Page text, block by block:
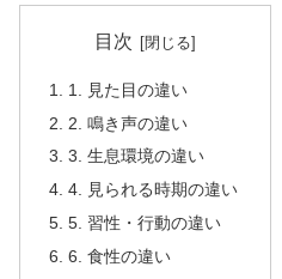
目次
1. 見た目の違い
2. 鳴き声の違い
3. 生息環境の違い
4. 見られる時期の違い
5. 習性・行動の違い
6. 食性の違い